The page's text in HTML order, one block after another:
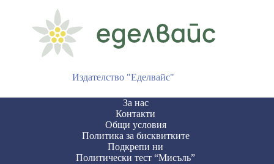
Издателство "Еделвайс"
За нас
Контакти
Общи условия
Политика за бисквитките
Подкрепи ни
Политически тест “Мисъль”